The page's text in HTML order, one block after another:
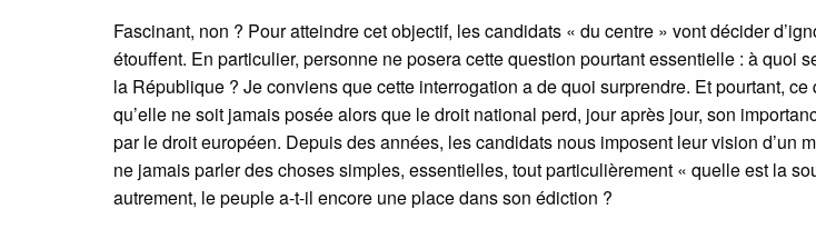
Fascinant, non ? Pour atteindre cet objectif, les candidats « du centre » vont décider
étouffent. En particulier, personne ne posera cette question pourtant essentielle : à quoi
la République ? Je conviens que cette interrogation a de quoi surprendre. Et pourtant, ce
qu’elle ne soit jamais posée alors que le droit national perd, jour après jour, son
par le droit européen. Depuis des années, les candidats nous imposent leur vision d’un
ne jamais parler des choses simples, essentielles, tout particulièrement « quelle est la
autrement, le peuple a-t-il encore une place dans son édiction ?